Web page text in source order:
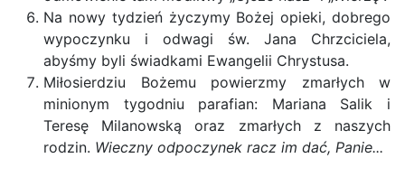
Na nowy tydzień życzymy Bożej opieki, dobrego
wypoczynku i odwagi św. Jana Chrzciciela,
abyśmy byli świadkami Ewangelii Chrystusa.
Miłosierdziu Bożemu powierzmy zmarłych w
minionym tygodniu parafian: Mariana Salik i
Teresę Milanowską oraz zmarłych z naszych
rodzin. Wieczny odpoczynek racz im dać, Panie...